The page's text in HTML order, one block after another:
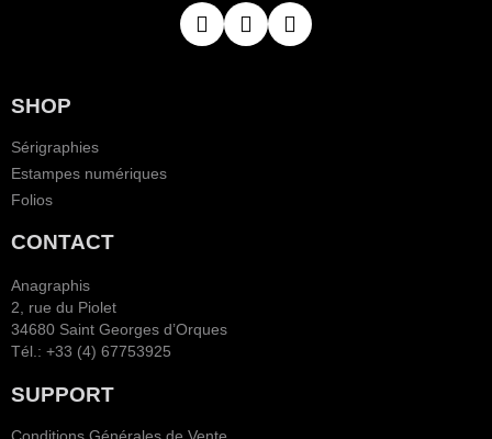
SHOP
Sérigraphies
Estampes numériques
Folios
CONTACT
Anagraphis
2, rue du Piolet
34680 Saint Georges d’Orques
Tél.: +33 (4) 67753925
SUPPORT
Conditions Générales de Vente